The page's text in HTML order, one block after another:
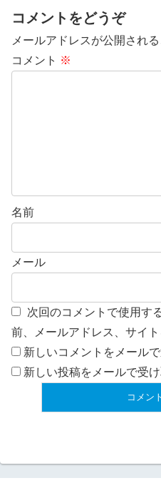
コメントをどうぞ
メールアドレスが公開され
コメント ※
名前
メール
次回のコメントで使用す
前、メールアドレス、サイト
新しいコメントをメール
新しい投稿をメールで受